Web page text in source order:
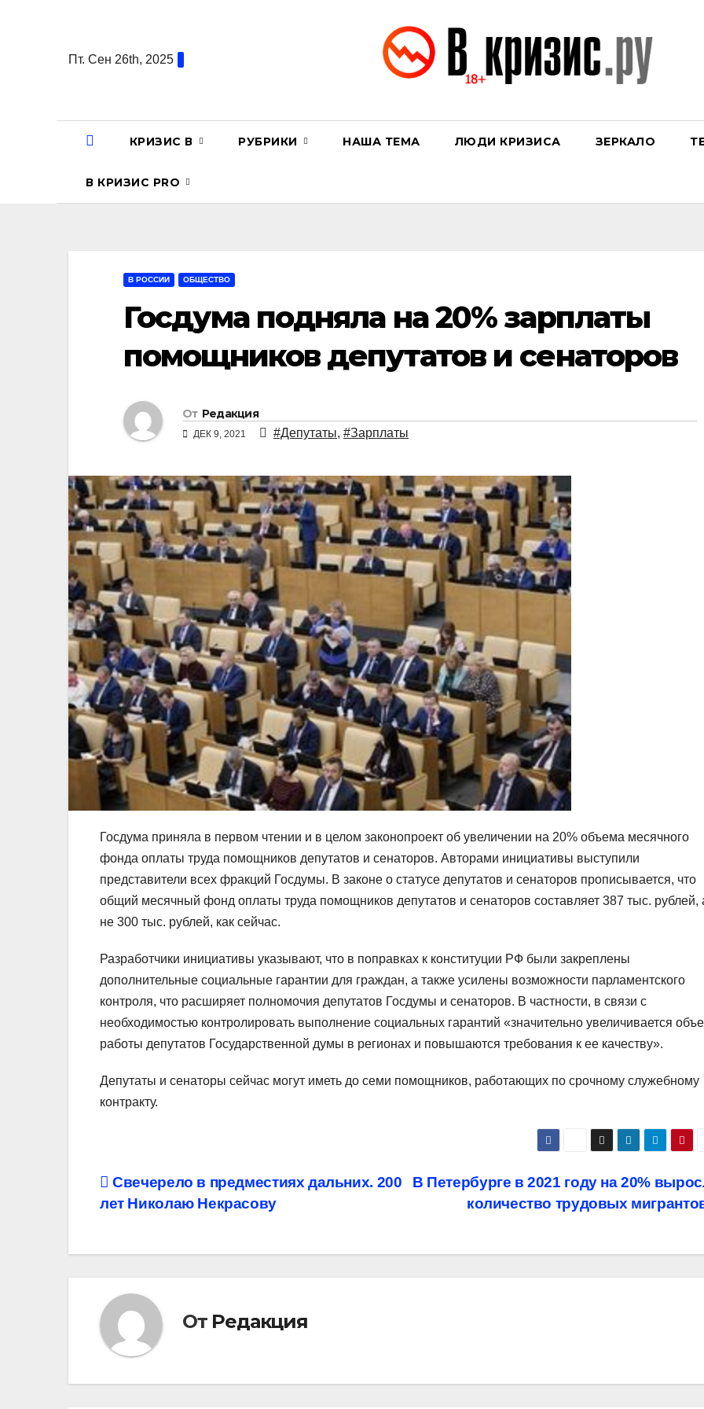
содержаниюПт. Сен 26th, 2025
КРИЗИС В РУБРИКИ НАША ТЕМА ЛЮДИ КРИЗИСА ЗЕРКАЛО
В КРИЗИС PRO
В РОССИИ ОБЩЕСТВО
Госдума подняла на 20% зарплаты
помощников депутатов и сенаторов
От Редакция
ДЕК 9, 2021 #Депутаты, #Зарплаты
Госдума приняла в первом чтении и в целом законопроект об увеличении на 20% объема месячного
фонда оплаты труда помощников депутатов и сенаторов. Авторами инициативы выступили
представители всех фракций Госдумы. В законе о статусе депутатов и сенаторов прописывается, что
общий месячный фонд оплаты труда помощников депутатов и сенаторов составляет 387 тыс. рублей,
не 300 тыс. рублей, как сейчас.
Разработчики инициативы указывают, что в поправках к конституции РФ были закреплены
дополнительные социальные гарантии для граждан, а также усилены возможности парламентского
контроля, что расширяет полномочия депутатов Госдумы и сенаторов. В частности, в связи с
необходимостью контролировать выполнение социальных гарантий «значительно увеличивается
работы депутатов Государственной думы в регионах и повышаются требования к ее качеству».
Депутаты и сенаторы сейчас могут иметь до семи помощников, работающих по срочному служебному
контракту.
Навигация
записям
В Петербурге в 2021 году на 20%
количество трудовых
Свечерело в предместиях дальних. 200
лет Николаю Некрасову
От Редакция